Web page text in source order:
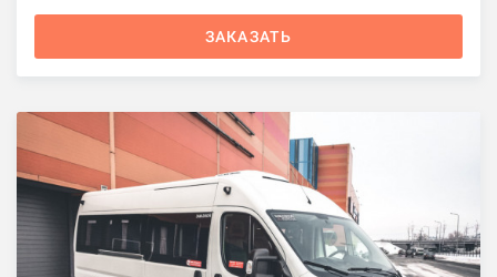
ЗАКАЗАТЬ